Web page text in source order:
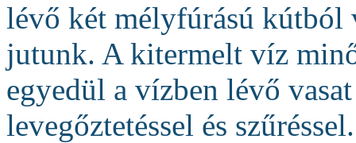
lévő két mélyfúrású kútból
jutunk. A kitermelt víz
egyedül a vízben lévő
levegőztetéssel és